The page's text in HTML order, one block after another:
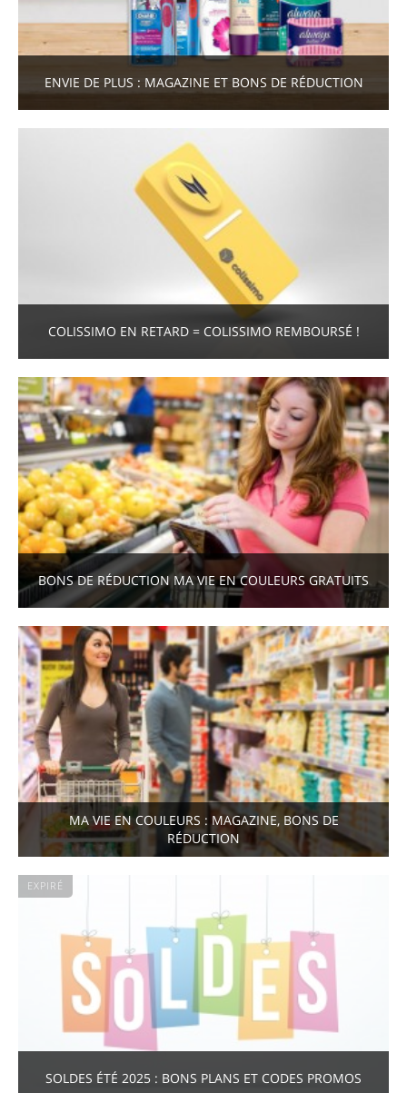
ENVIE DE PLUS : MAGAZINE ET BONS DE RÉDUCTION
COLISSIMO EN RETARD = COLISSIMO REMBOURSÉ !
BONS DE RÉDUCTION MA VIE EN COULEURS GRATUITS
MA VIE EN COULEURS : MAGAZINE, BONS DE
RÉDUCTION
EXPIRÉ
SOLDES ÉTÉ 2025 : BONS PLANS ET CODES PROMOS